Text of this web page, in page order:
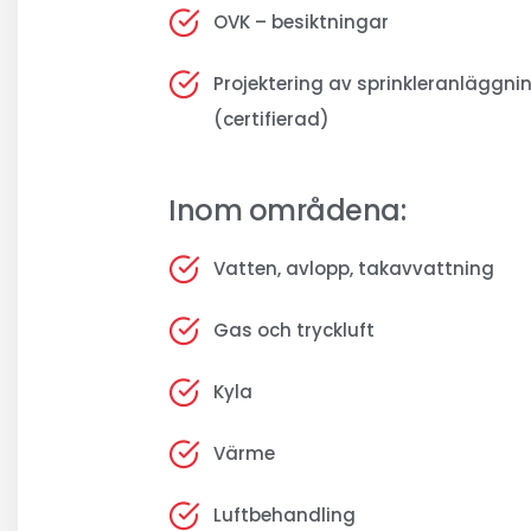
OVK – besiktningar
Projektering av
(certifierad)
Inom områdena:
Vatten, avlopp, takavvattning
Gas och tryckluft
Kyla
Värme
Luftbehandling